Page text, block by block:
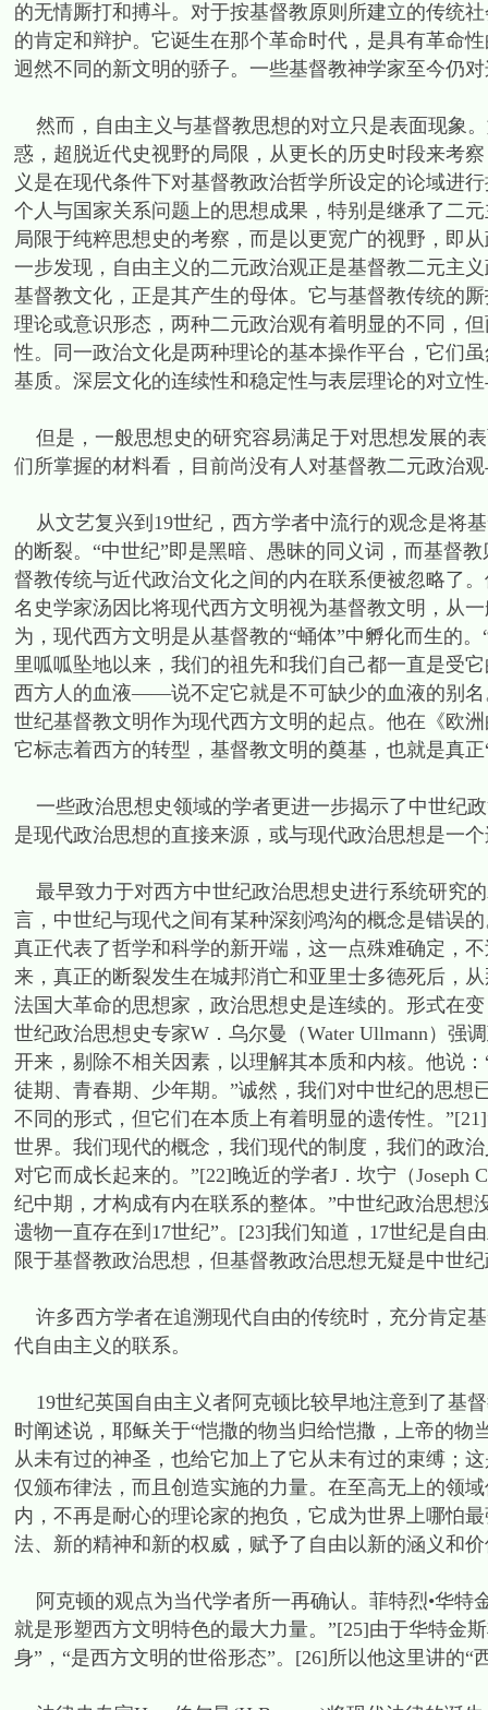
的无情厮打和搏斗。对于按基督教原则所建立的传统
的肯定和辩护。它诞生在那个革命时代，是具有革命
迥然不同的新文明的骄子。一些基督教神学家至今仍
然而，自由主义与基督教思想的对立只是表面现象
惑，超脱近代史视野的局限，从更长的历史时段来考
义是在现代条件下对基督教政治哲学所设定的论域进
个人与国家关系问题上的思想成果，特别是继承了二
局限于纯粹思想史的考察，而是以更宽广的视野，即
一步发现，自由主义的二元政治观正是基督教二元主
基督教文化，正是其产生的母体。它与基督教传统的
理论或意识形态，两种二元政治观有着明显的不同，
性。同一政治文化是两种理论的基本操作平台，它们
基质。深层文化的连续性和稳定性与表层理论的对立
但是，一般思想史的研究容易满足于对思想发展的
们所掌握的材料看，目前尚没有人对基督教二元政治
从文艺复兴到19世纪，西方学者中流行的观念是将
的断裂。“中世纪”即是黑暗、愚昧的同义词，而基督
督教传统与近代政治文化之间的内在联系便被忽略了
名史学家汤因比将现代西方文明视为基督教文明，从
为，现代西方文明是从基督教的“蛹体”中孵化而生的
里呱呱坠地以来，我们的祖先和我们自己都一直是
西方人的血液——说不定它就是不可缺少的血液的别名
世纪基督教文明作为现代西方文明的起点。他在《欧
它标志着西方的转型，基督教文明的奠基，也就是真
一些政治思想史领域的学者更进一步揭示了中世纪
是现代政治思想的直接来源，或与现代政治思想是一
最早致力于对西方中世纪政治思想史进行系统研究
言，中世纪与现代之间有某种深刻鸿沟的概念是错误
真正代表了哲学和科学的新开端，这一点殊难确定，
来，真正的断裂发生在城邦消亡和亚里士多德死后，
法国大革命的思想家，政治思想史是连续的。形式在
世纪政治思想史专家W．乌尔曼（Water Ullmann）强
开来，剔除不相关因素，以理解其本质和内核。他说
徒期、青春期、少年期。”诚然，我们对中世纪的思
不同的形式，但它们在本质上有着明显的遗传性。
世界。我们现代的概念，我们现代的制度，我们的政
对它而成长起来的。”[22]晚近的学者J．坎宁（Joseph
纪中期，才构成有内在联系的整体。”中世纪政治思
遗物一直存在到17世纪”。[23]我们知道，17世纪是自
限于基督教政治思想，但基督教政治思想无疑是中世
许多西方学者在追溯现代自由的传统时，充分肯定
代自由主义的联系。
19世纪英国自由主义者阿克顿比较早地注意到了基
时阐述说，耶稣关于“恺撒的物当归给恺撒，上帝的
从未有过的神圣，也给它加上了它从未有过的束缚；
仅颁布律法，而且创造实施的力量。在至高无上的领
内，不再是耐心的理论家的抱负，它成为世界上哪怕
法、新的精神和新的权威，赋予了自由以新的涵义和价
阿克顿的观点为当代学者所一再确认。菲特烈•华特
就是形塑西方文明特色的最大力量。”[25]由于华特金
身”，“是西方文明的世俗形态”。[26]所以他这里讲的“